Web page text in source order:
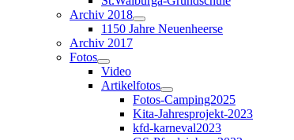
Archiv 2018
1150 Jahre Neuenheerse
Archiv 2017
Fotos
Video
Artikelfotos
Fotos-Camping2025
Kita-Jahresprojekt-2023
kfd-karneval2023